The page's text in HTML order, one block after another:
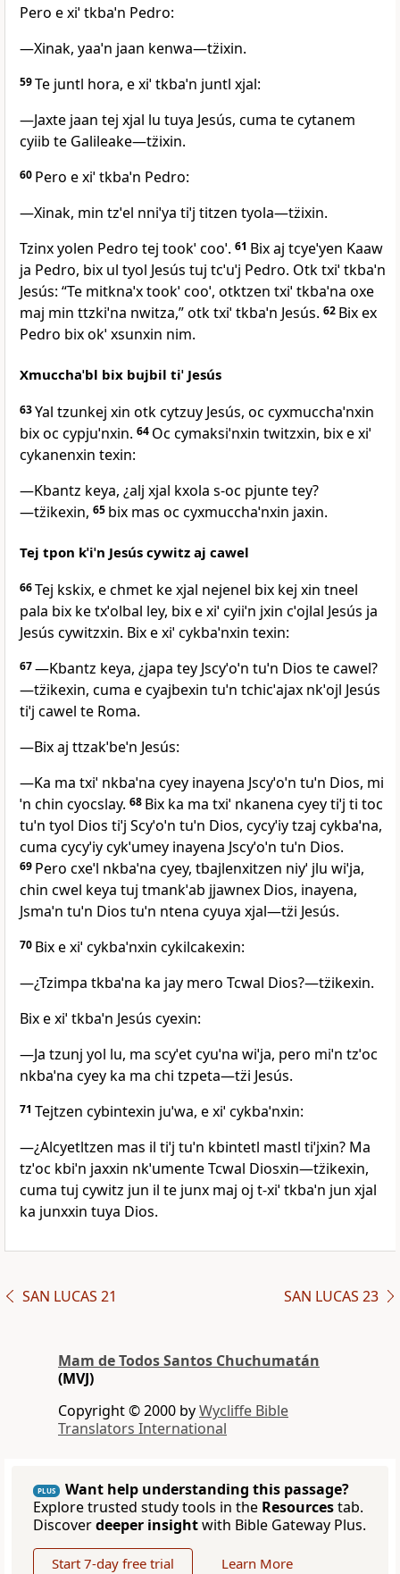
Pero e xiˈ tkbaˈn Pedro:
―Xinak, yaaˈn jaan kenwa―tz̈ixin.
59Te juntl hora, e xiˈ tkbaˈn juntl xjal:
―Jaxte jaan tej xjal lu tuya Jesús, cuma te cytanem
cyiib te Galileake―tz̈ixin.
60 Pero e xiˈ tkbaˈn Pedro:
―Xinak, min tzˈel nniˈya tiˈj titzen tyola―tz̈ixin.
Tzinx yolen Pedro tej tookˈ cooˈ. 61 Bix aj tcyeˈyen Kaaw
ja Pedro, bix ul tyol Jesús tuj tcˈuˈj Pedro. Otk txiˈ tkbaˈn
Jesús: “Te mitknaˈx tookˈ cooˈ, otktzen txiˈ tkbaˈna oxe
maj min ttzkiˈna nwitza,” otk txiˈ tkbaˈn Jesús. 62 Bix ex
Pedro bix okˈ xsunxin nim.
Xmucchaˈbl bix bujbil tiˈ Jesús
63Yal tzunkej xin otk cytzuy Jesús, oc cyxmucchaˈnxin
bix oc cypjuˈnxin. 64 Oc cymaksiˈnxin twitzxin, bix e xiˈ
cykanenxin texin:
―Kbantz keya, ¿alj xjal kxola s‑oc pjunte tey?
―tz̈ikexin, 65 bix mas oc cyxmucchaˈnxin jaxin.
Tej tpon kˈiˈn Jesús cywitz aj cawel
66Tej kskix, e chmet ke xjal nejenel bix kej xin tneel
pala bix ke txˈolbal ley, bix e xiˈ cyiiˈn jxin cˈojlal Jesús ja
Jesús cywitzxin. Bix e xiˈ cykbaˈnxin texin:
67―Kbantz keya, ¿japa tey Jscyˈoˈn tuˈn Dios te cawel?
―tz̈ikexin, cuma e cyajbexin tuˈn tchicˈajax nkˈojl Jesús
tiˈj cawel te Roma.
―Bix aj ttzakˈbeˈn Jesús:
―Ka ma txiˈ nkbaˈna cyey inayena Jscyˈoˈn tuˈn Dios, mi
ˈn chin cyocslay. 68 Bix ka ma txiˈ nkanena cyey tiˈj ti toc
tuˈn tyol Dios tiˈj Scyˈoˈn tuˈn Dios, cycyˈiy tzaj cykbaˈna,
cuma cycyˈiy cykˈumey inayena Jscyˈoˈn tuˈn Dios.
69 Pero cxeˈl nkbaˈna cyey, tbajlenxitzen niyˈ jlu wiˈja,
chin cwel keya tuj tmankˈab jjawnex Dios, inayena,
Jsmaˈn tuˈn Dios tuˈn ntena cyuya xjal―tz̈i Jesús.
70 Bix e xiˈ cykbaˈnxin cykilcakexin:
―¿Tzimpa tkbaˈna ka jay mero Tcwal Dios?―tz̈ikexin.
Bix e xiˈ tkbaˈn Jesús cyexin:
―Ja tzunj yol lu, ma scyˈet cyuˈna wiˈja, pero miˈn tzˈoc
nkbaˈna cyey ka ma chi tzpeta―tz̈i Jesús.
71 Tejtzen cybintexin juˈwa, e xiˈ cykbaˈnxin:
―¿Alcyetltzen mas il tiˈj tuˈn kbintetl mastl tiˈjxin? Ma
tzˈoc kbiˈn jaxxin nkˈumente Tcwal Diosxin―tz̈ikexin,
cuma tuj cywitz jun il te junx maj oj t‑xiˈ tkbaˈn jun xjal
ka junxxin tuya Dios.
SAN LUCAS 21 SAN LUCAS 23
Mam de Todos Santos Chuchumatán
(MVJ)
Copyright © 2000 byWycliffe Bible
Translators International
PLUS
Want help understanding this passage?
Explore trusted study tools in the Resourcestab.
Discoverdeeper insightwith Bible Gateway Plus.
Start 7-day free trial Learn More